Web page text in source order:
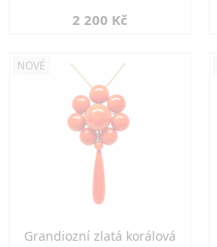
2 200 Kč
NOVÉ
Grandiozní zlatá korálová